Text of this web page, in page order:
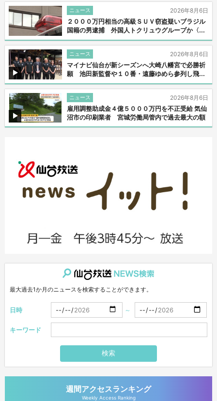
ニュース
２０００万円相当の高級ＳＵＶ窃盗疑いブラジル
国籍の男逮捕 外国人トクリュウグループか〈...
2026年8月6日
ニュース
マイナビ仙台が新シーズンへ大崎八幡宮で必勝祈
願 池田新監督や１０番・遠藤ゆめら参列し飛...
2026年8月6日
ニュース
雇用調整助成金４億５０００万円を不正受給 気仙
沼市の印刷業者 宮城労働局管内で過去最大の額
2026年8月6日
最大過去1か月のニュースを検索することができます。
日時 ～
キーワード
検索
週間アクセスランキング
Weekly Access Ranking